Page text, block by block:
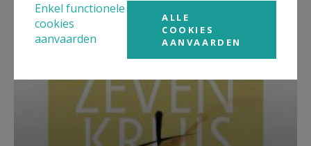
Enkel functionele
cookies
aanvaarden
ALLE
COOKIES
AANVAARDEN